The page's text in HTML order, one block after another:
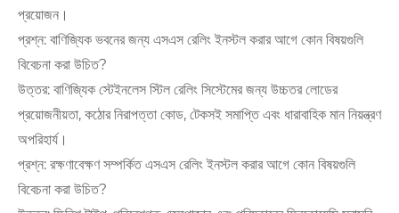
প্রয়োজন।
প্রশ্ন: বাণিজ্যিক ভবনের জন্য এসএস রেলিং ইনস্টল করার আগে কোন বিষয়গুলি
বিবেচনা করা উচিত?
উত্তর: বাণিজ্যিক স্টেইনলেস স্টিল রেলিং সিস্টেমের জন্য উচ্চতর লোডের
প্রয়োজনীয়তা, কঠোর নিরাপত্তা কোড, টেকসই সমাপ্তি এবং ধারাবাহিক মান নিয়ন্ত্রণ
অপরিহার্য।
প্রশ্ন: রক্ষণাবেক্ষণ সম্পর্কিত এসএস রেলিং ইনস্টল করার আগে কোন বিষয়গুলি
বিবেচনা করা উচিত?